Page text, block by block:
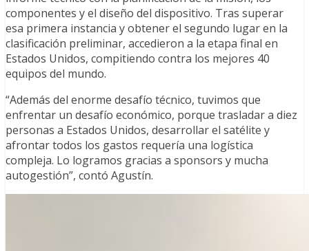
componentes y el diseño del dispositivo. Tras superar
esa primera instancia y obtener el segundo lugar en la
clasificación preliminar, accedieron a la etapa final en
Estados Unidos, compitiendo contra los mejores 40
equipos del mundo.
“Además del enorme desafío técnico, tuvimos que
enfrentar un desafío económico, porque trasladar a diez
personas a Estados Unidos, desarrollar el satélite y
afrontar todos los gastos requería una logística
compleja. Lo logramos gracias a sponsors y mucha
autogestión”, contó Agustín.